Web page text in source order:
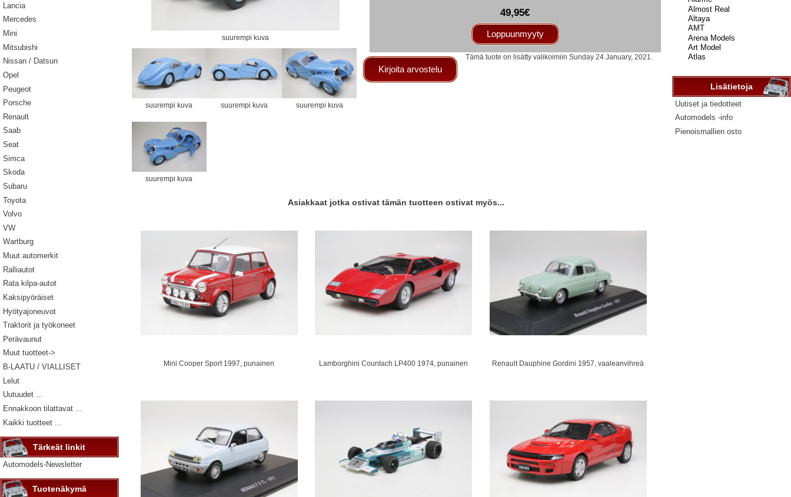
Lancia
Mercedes
Mini
Mitsubishi
Nissan / Datsun
Opel
Peugeot
Porsche
Renault
Saab
Seat
Simca
Skoda
Subaru
Toyota
Volvo
VW
Wartburg
Muut automerkit
Ralliautot
Rata kilpa-autot
Kaksipyöräiset
Hyötyajoneuvot
Traktorit ja työkoneet
Perävaunut
Muut tuotteet->
B-LAATU / VIALLISET
Lelut
Uutuudet ...
Ennakkoon tilattavat ...
Kaikki tuotteet ...
Tärkeät linkit
Automodels-Newsletter
Tuotenäkymä
suurempi kuva
suurempi kuva suurempi kuva suurempi kuva
suurempi kuva
49,95€
Loppuunmyyty
Kirjoita arvostelu
Tämä tuote on lisätty valikoimiin Sunday 24 January, 2021.
Asiakkaat jotka ostivat tämän tuotteen ostivat myös...
Mini Cooper Sport 1997, punainen Lamborghini Countach LP400 1974, punainen Renault Dauphine Gordini 1957, vaaleanvihreä
Lisätietoja
Uutiset ja tiedotteet
Automodels -info
Pienoismallien osto